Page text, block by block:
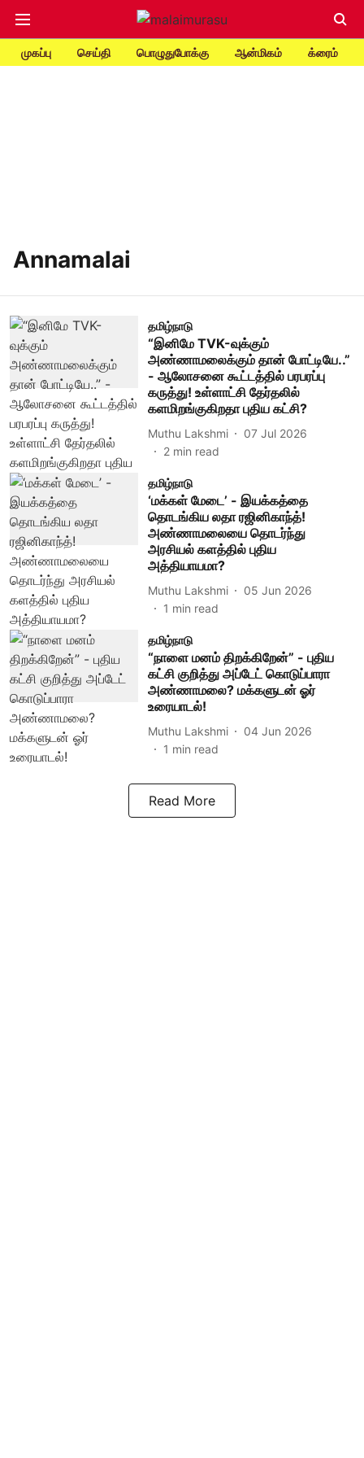
முகப்பு செய்தி பொழுதுபோக்கு ஆன்மிகம் க்ரைம்
Annamalai
தமிழ்நாடு
“இனிமே TVK-வுக்கும்
அண்ணாமலைக்கும் தான் போட்டியே..”
- ஆலோசனை கூட்டத்தில் பரபரப்பு
கருத்து! உள்ளாட்சி தேர்தலில்
களமிறங்குகிறதா புதிய கட்சி?
Muthu Lakshmi
07 Jul 2026
2 min read
தமிழ்நாடு
‘மக்கள் மேடை’ - இயக்கத்தை
தொடங்கிய லதா ரஜினிகாந்த்!
அண்ணாமலையை தொடர்ந்து
அரசியல் களத்தில் புதிய
அத்தியாயமா?
Muthu Lakshmi
05 Jun 2026
1 min read
தமிழ்நாடு
“நாளை மனம் திறக்கிறேன்” - புதிய
கட்சி குறித்து அப்டேட் கொடுப்பாரா
அண்ணாமலை? மக்களுடன் ஓர்
உரையாடல்!
Muthu Lakshmi
04 Jun 2026
1 min read
Read More